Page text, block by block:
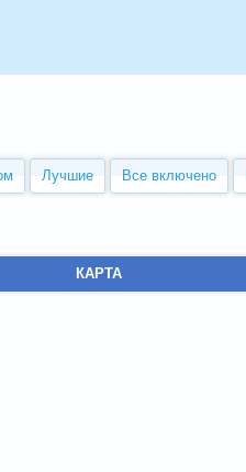
Лучшие Все включено
КАРТА